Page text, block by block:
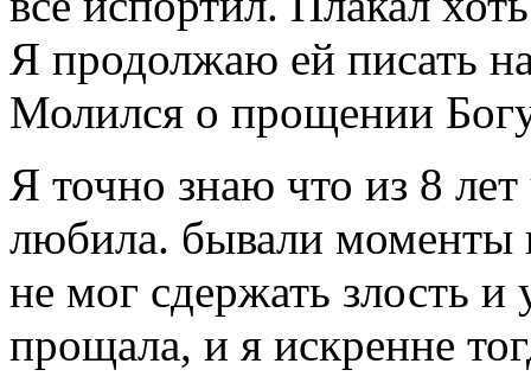
Я продолжаю ей писать
Молился о прощении
Я точно знаю что из 8
любила. бывали моменты
не мог сдержать злость и
прощала, и я искренне